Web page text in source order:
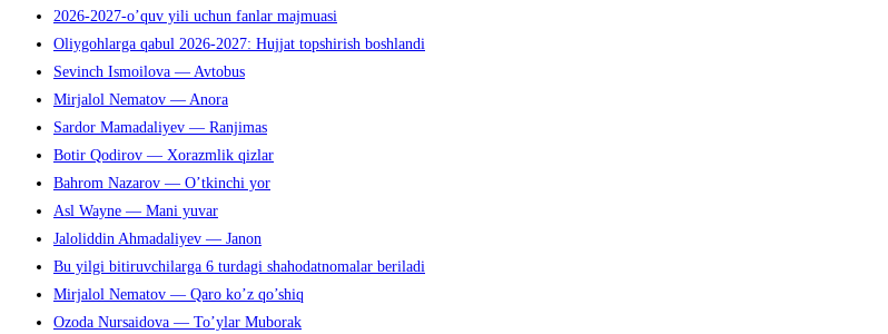
2026-2027-o’quv yili uchun fanlar majmuasi
Oliygohlarga qabul 2026-2027: Hujjat topshirish boshlandi
Sevinch Ismoilova — Avtobus
Mirjalol Nematov — Anora
Sardor Mamadaliyev — Ranjimas
Botir Qodirov — Xorazmlik qizlar
Bahrom Nazarov — O’tkinchi yor
Asl Wayne — Mani yuvar
Jaloliddin Ahmadaliyev — Janon
Bu yilgi bitiruvchilarga 6 turdagi shahodatnomalar beriladi
Mirjalol Nematov — Qaro ko’z qo’shiq
Ozoda Nursaidova — To’ylar Muborak